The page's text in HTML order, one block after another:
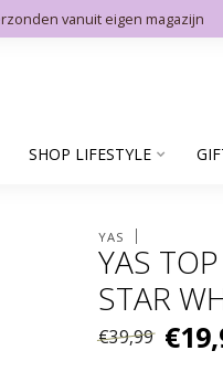
vanuit eigen magazijn
SHOP LIFESTYLE
YAS
YAS
STAR
€39,99